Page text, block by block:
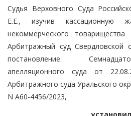
Судья Верховного Суда
Е.Е., изучив кассационную
некоммерческого
Арбитражный суд Свердловской
постановление
апелляционного суда от
Арбитражного суда Уральского
N А60-4456/2023,